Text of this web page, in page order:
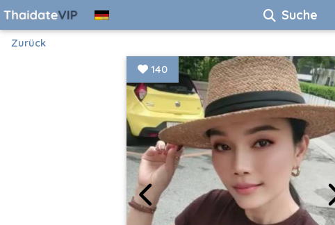
Suche
Zurück
140